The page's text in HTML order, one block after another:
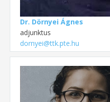
Dr. Dörnyei Ágnes
adjunktus
dornyei@ttk.pte.hu